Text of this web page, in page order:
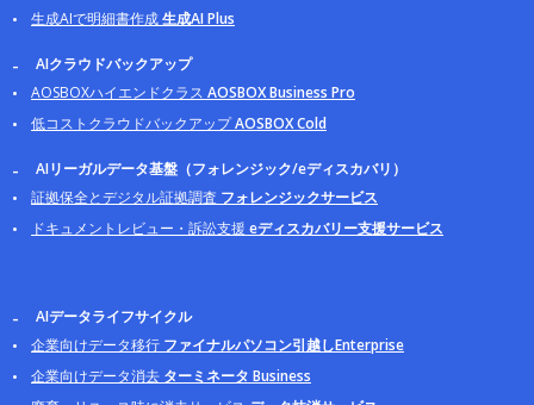
生成AIで明細書作成生成AI Plus
AIクラウドバックアップ
AOSBOXハイエンドクラス AOSBOX Business Pro
低コストクラウドバックアップAOSBOX Cold
AIリーガルデータ基盤（フォレンジック/eディスカバリ）
証拠保全とデジタル証拠調査 フォレンジックサービス
ドキュメントレビュー・訴訟支援eディスカバリー支援サービス
AIデータライフサイクル
企業向けデータ移行 ファイナルパソコン引越しEnterprise
企業向けデータ消去 ターミネータ Business